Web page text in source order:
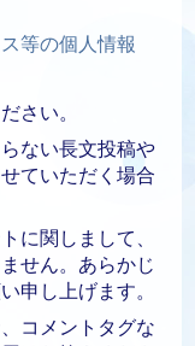
等の個人情報
さい。
ない長文投稿や
ていただく場合
に関しまして、
せん。あらかじ
申し上げます。
コメントタグな